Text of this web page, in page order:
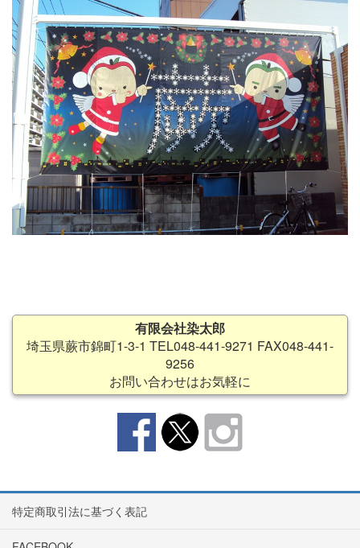
有限会社染太郎
埼玉県蕨市錦町1-3-1 TEL048-441-9271 FAX048-441-
9256
お問い合わせはお気軽に
特定商取引法に基づく表記